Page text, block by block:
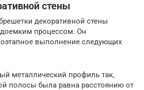
стены
декоративной стены
процессом. Он
выполнение следующих
металлический профиль так,
полосы была равна расстоянию от